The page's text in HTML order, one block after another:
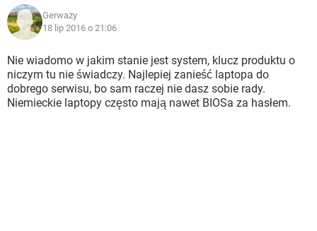
Gerwazy
18 lip 2016 o 21:06
Nie wiadomo w jakim stanie jest system, klucz produktu o
niczym tu nie świadczy. Najlepiej zanieść laptopa do
dobrego serwisu, bo sam raczej nie dasz sobie rady.
Niemieckie laptopy często mają nawet BIOSa za hasłem.